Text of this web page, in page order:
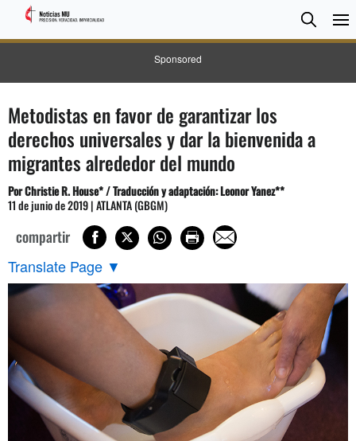
Sponsored
Search
Metodistas en favor de garantizar los
derechos universales y dar la bienvenida a
migrantes alrededor del mundo
Por Christie R. House* / Traducción y adaptación: Leonor Yanez**
11 de junio de 2019 | ATLANTA (GBGM)
compartir
Translate Page ▼